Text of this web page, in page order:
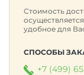
Стоимость
удобное для
СПОСОБЫ
+7 (499)